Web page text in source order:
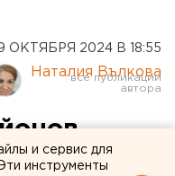
ОКТЯБРЯ 2024 В 18:55
Наталия Вълкова
и сервис для
инструменты